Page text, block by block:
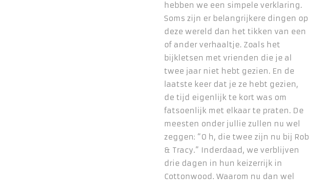
hebben we een simpele verklaring.
Soms zijn er belangrijkere dingen op
deze wereld dan het tikken van een
of ander verhaaltje. Zoals het
bijkletsen met vrienden die je al
twee jaar niet hebt gezien. En de
laatste keer dat je ze hebt gezien,
de tijd eigenlijk te kort was om
fatsoenlijk met elkaar te praten. De
meesten onder jullie zullen nu wel
zeggen: “O h, die twee zijn nu bij Rob
& Tracy.” Inderdaad, we verblijven
drie dagen in hun keizerrijk in
Cottonwood. Waarom nu dan wel